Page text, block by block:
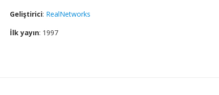
Geliştirici: RealNetworks
İlk yayın: 1997